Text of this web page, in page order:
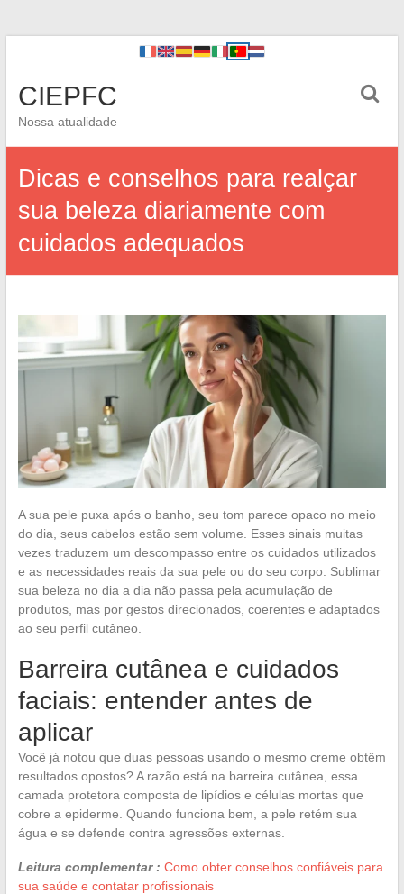
CIEPFC
Nossa atualidade
Dicas e conselhos para realçar
sua beleza diariamente com
cuidados adequados
A sua pele puxa após o banho, seu tom parece opaco no meio
do dia, seus cabelos estão sem volume. Esses sinais muitas
vezes traduzem um descompasso entre os cuidados utilizados
e as necessidades reais da sua pele ou do seu corpo. Sublimar
sua beleza no dia a dia não passa pela acumulação de
produtos, mas por gestos direcionados, coerentes e adaptados
ao seu perfil cutâneo.
Barreira cutânea e cuidados
faciais: entender antes de
aplicar
Você já notou que duas pessoas usando o mesmo creme obtêm
resultados opostos? A razão está na barreira cutânea, essa
camada protetora composta de lipídios e células mortas que
cobre a epiderme. Quando funciona bem, a pele retém sua
água e se defende contra agressões externas.
Leitura complementar : Como obter conselhos confiáveis para
sua saúde e contatar profissionais